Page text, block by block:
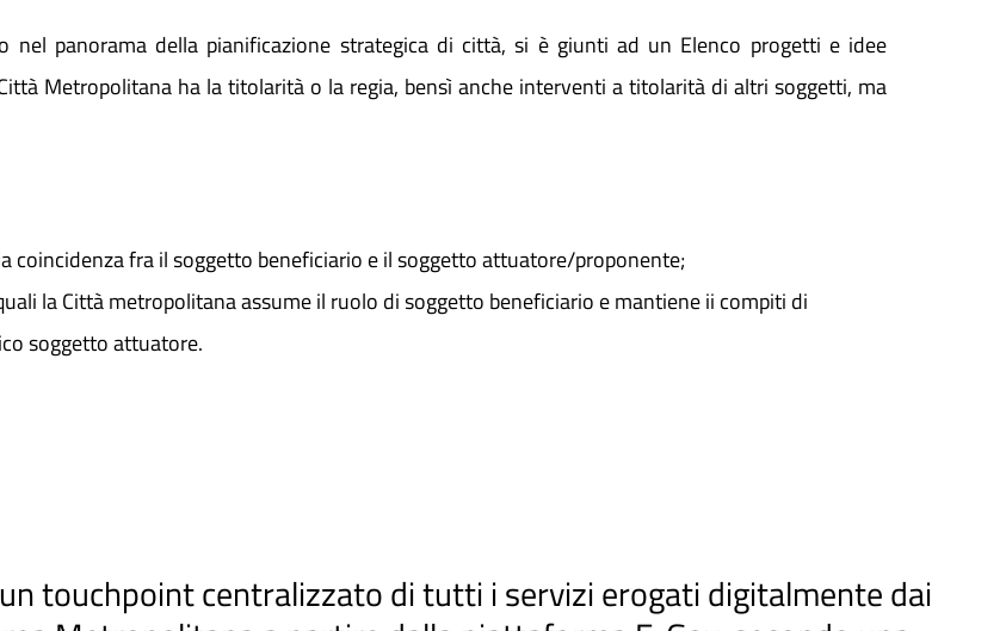
panorama della pianificazione strategica di città, si è giunti ad un Elenco progetti e idee
Metropolitana ha la titolarità o la regia, bensì anche interventi a titolarità di altri soggetti, ma
coincidenza fra il soggetto beneficiario e il soggetto attuatore/proponente;
la Città metropolitana assume il ruolo di soggetto beneficiario e mantiene ii compiti di
soggetto attuatore.
touchpoint centralizzato di tutti i servizi erogati digitalmente dai